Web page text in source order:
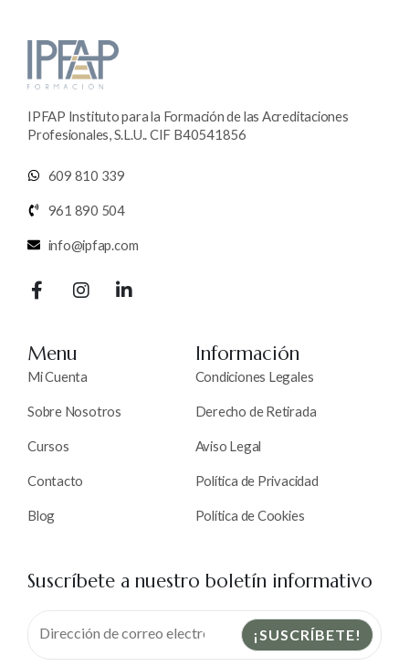
IPFAP Instituto para la Formación de las Acreditaciones
Profesionales, S.L.U.. CIF B40541856
609 810 339
961 890 504
info@ipfap.com
Menu
Mi Cuenta
Sobre Nosotros
Cursos
Contacto
Blog
Información
Condiciones Legales
Derecho de Retirada
Aviso Legal
Política de Privacidad
Política de Cookies
Suscríbete a nuestro boletín informativo